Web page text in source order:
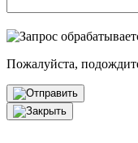
Пожалуйста,